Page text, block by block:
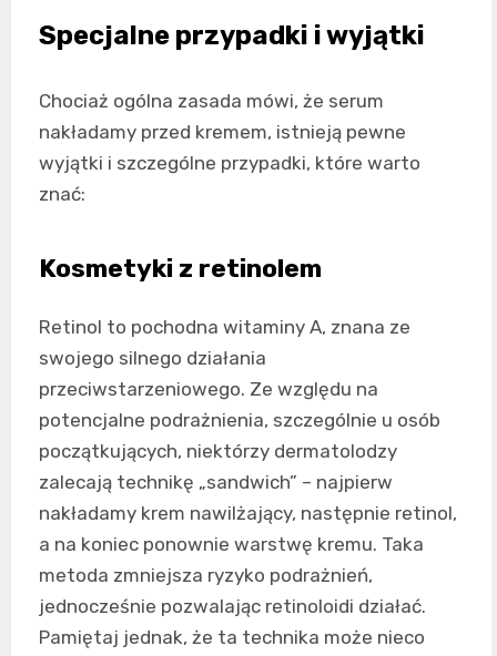
Specjalne przypadki i wyjątki
Chociaż ogólna zasada mówi, że serum
nakładamy przed kremem, istnieją pewne
wyjątki i szczególne przypadki, które warto
znać:
Kosmetyki z retinolem
Retinol to pochodna witaminy A, znana ze
swojego silnego działania
przeciwstarzeniowego. Ze względu na
potencjalne podrażnienia, szczególnie u osób
początkujących, niektórzy dermatolodzy
zalecają technikę „sandwich” – najpierw
nakładamy krem nawilżający, następnie retinol,
a na koniec ponownie warstwę kremu. Taka
metoda zmniejsza ryzyko podrażnień,
jednocześnie pozwalając retinoloidi działać.
Pamiętaj jednak, że ta technika może nieco